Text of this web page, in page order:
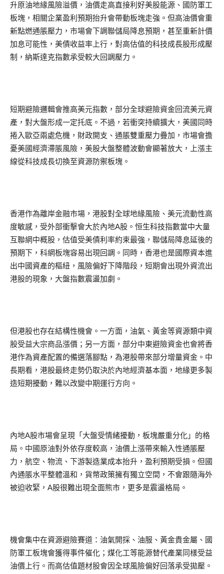
升原油地緣風險溢價，油價走高直接利好美股能源、國防軍工
板塊，相關企業盈利預期抬升會帶動板塊走強。但高油價會重
新點燃通脹壓力，市場會下調聯儲局降息預期，甚至重新計價
加息可能性，美債收益率上行，對高估值的科技成長股形成壓
制，納斯達克指數承受較大回調壓力。
短期避險邏輯會推高美元指數，部分全球避險資金回流美元資
產，對大盤形成一定托底。不過，若衝突持續擴大，美國同時
捲入歐亞兩處危機，財政開支、通脹雙重壓力疊加，市場會擔
憂美國經濟滯脹風險，美股大盤整體波動會顯著放大，上漲主
線從科技成長切換至資源防禦板塊。
香港作為離岸金融市場，港股對全球地緣風險、美元流動性高
度敏感，受外部衝擊會大於內地A股。恒生科技指數當中大量
互聯網中概股，估值受美債利率約束最強，聯儲局降息延後的
預期下，科網板塊容易出現回調。同時，香港也是國際資本進
出中國資產的樞紐，風險偏好下降階段，短期會出現外資流出
港股的現象，大盤指數震盪加劇。
但港股也存在結構性機會。一方面，油氣、黃金等資源類中資
股受益大宗商品漲價；另一方面，部分中東避險資金也會將香
港作為資產配置的備選落腳點，為港股帶來部分增量資金。中
長期看，港股最終走勢仍取決於內地經濟基本面，地緣更多製
造短期擾動，難以改變中期運行方向。
內地A股市場會呈現「大盤受情緒擾動，板塊嚴重分化」的格
局。中國原油對外依存度較高，油價上漲帶來輸入性通脹壓
力，航空、物流、下游製造業成本抬升，盈利預期受損。但國
內通脹水平整體溫和，貨幣政策擁有獨立空間，不會跟隨海外
被迫收緊，A股很難出現全面熊市，更多是震盪格局。
機會集中在資源避險賽道：油氣開採、油服、黃金貴金屬、國
防軍工板塊會獲得事件催化；煤化工等能源替代產業同樣受益
油價上行。而高估值題材股會因全球風險偏好回落承受拋壓。